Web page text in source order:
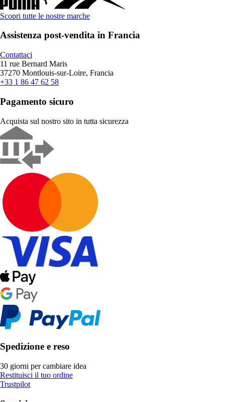
Scopri tutte le nostre marche
Assistenza post-vendita in Francia
Contattaci
11 rue Bernard Maris
37270 Montlouis-sur-Loire, Francia
+33 1 86 47 62 58
Pagamento sicuro
Acquista sul nostro sito in tutta sicurezza
Spedizione e reso
30 giorni per cambiare idea
Restituisci il tuo ordine
Trustpilot